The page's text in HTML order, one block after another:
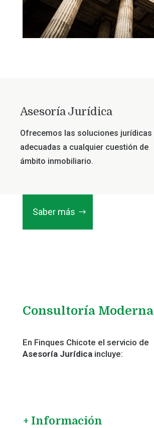
Asesoría Jurídica
Ofrecemos las soluciones jurídicas
adecuadas a cualquier cuestión de
ámbito inmobiliario.
Saber más
Consultoría Moderna
En Finques Chicote el servicio de
Asesoría Jurídicaincluye:
+ Información